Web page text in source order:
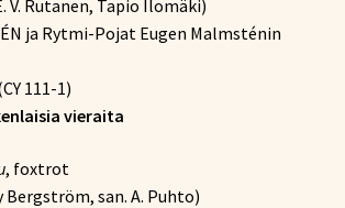
V. Rutanen, Tapio Ilomäki)
ja Rytmi-Pojat Eugen Malmsténin
111-1)
vieraita
, foxtrot
Bergström, san. A. Puhto)